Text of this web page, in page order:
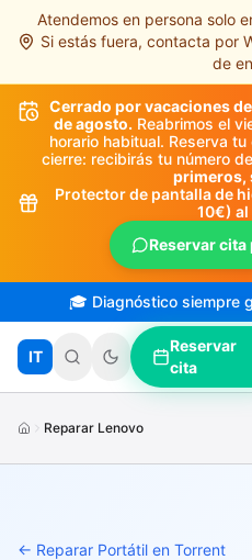
Saltar al contenido principal
Atendemos en persona solo
Si estás fuera, contacta por
de
Cerrado por vacaciones
de agosto. Reabrimos el
horario habitual. Reserva
cierre: recibirás tu número
primeros,
Protector de pantalla de
10€)
Reservar
🎓 Diagnóstico siempre
IT
Reservar
cita
Reparar Lenovo
← Reparar Portátil en Torrent